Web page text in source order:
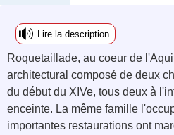
Lire la description
Roquetaillade, au coeur de
architectural composé de deux
du début du XIVe, tous deux à
enceinte. La même famille
importantes restaurations ont